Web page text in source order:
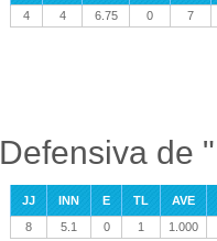
4
4 6.75 0 7
Defensiva de
JJ INN E TL
AVE
8
5.1 0 1 1.000